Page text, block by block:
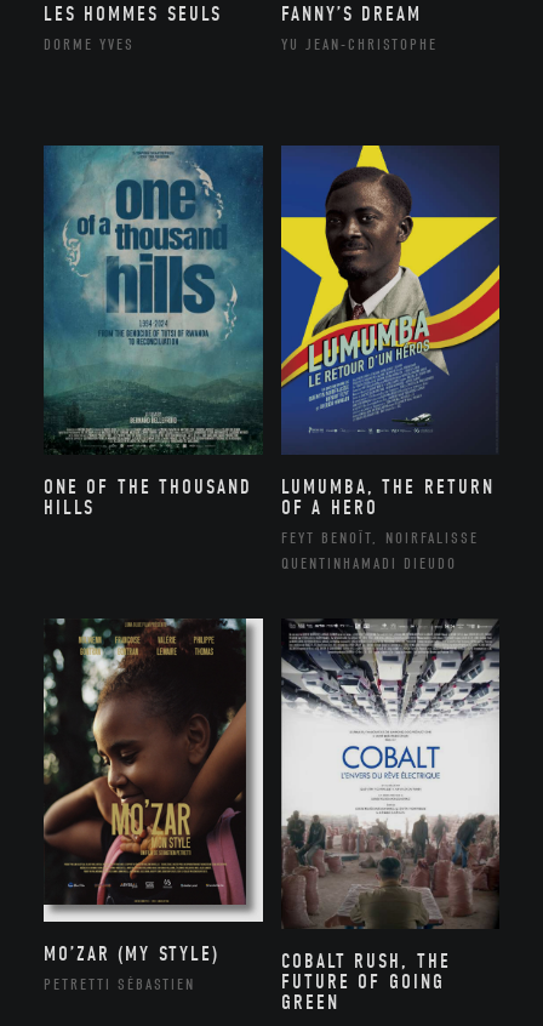
LES HOMMES SEULS
DORME YVES
FANNY’S DREAM
YU JEAN-CHRISTOPHE
ONE OF THE THOUSAND
HILLS
LUMUMBA, THE RETURN
OF A HERO
FEYT BENOÎT, NOIRFALISSE
QUENTINHAMADI DIEUDO
MO’ZAR (MY STYLE)
PETRETTI SÉBASTIEN
COBALT RUSH, THE
FUTURE OF GOING
GREEN